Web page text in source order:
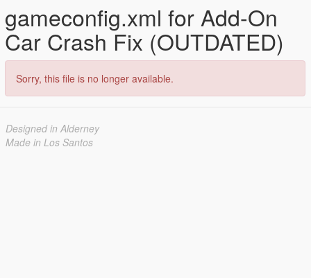
gameconfig.xml for Add-On
Car Crash Fix (OUTDATED)
Sorry, this file is no longer available.
Designed in Alderney
Made in Los Santos